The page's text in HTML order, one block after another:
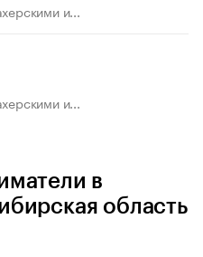
и...
и...
в
область